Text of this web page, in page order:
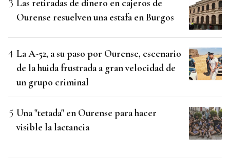
Las retiradas de dinero en cajeros de
Ourense resuelven una estafa en Burgos
La A-52, a su paso por Ourense, escenario
de la huida frustrada a gran velocidad de
un grupo criminal
Una "tetada" en Ourense para hacer
visible la lactancia